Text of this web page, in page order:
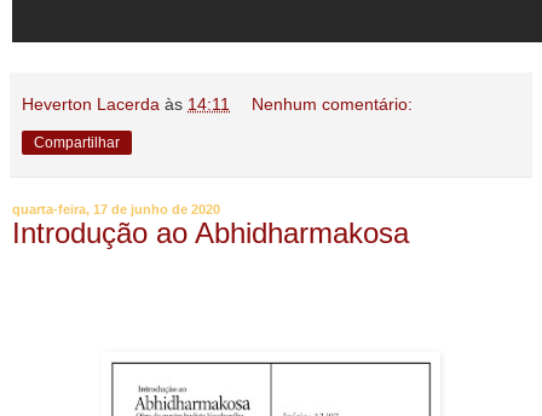
Heverton Lacerda às 14:11 Nenhum comentário:
Compartilhar
quarta-feira, 17 de junho de 2020
Introdução ao Abhidharmakosa